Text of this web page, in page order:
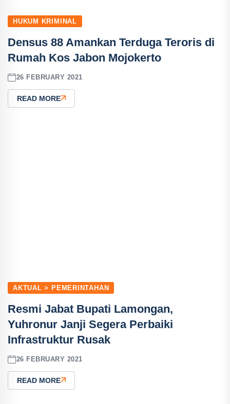
HUKUM KRIMINAL
Densus 88 Amankan Terduga Teroris di
Rumah Kos Jabon Mojokerto
26 FEBRUARY 2021
READ MORE
AKTUAL > PEMERINTAHAN
Resmi Jabat Bupati Lamongan,
Yuhronur Janji Segera Perbaiki
Infrastruktur Rusak
26 FEBRUARY 2021
READ MORE